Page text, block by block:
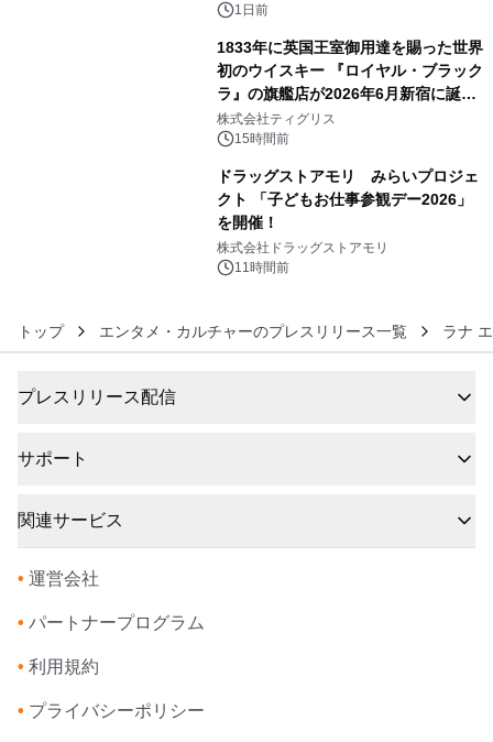
1日前
1833年に英国王室御用達を賜った世界
初のウイスキー 『ロイヤル・ブラック
ラ』の旗艦店が2026年6月新宿に誕
生 バカルディ ジャパンと連携した
没入型バー「BAR Arca」
株式会社ティグリス
15時間前
ドラッグストアモリ みらいプロジェ
クト 「子どもお仕事参観デー2026」
を開催！
株式会社ドラッグストアモリ
11時間前
トップ エンタメ・カルチャーのプレスリリース一覧 ラナ
プレスリリース配信
サポート
関連サービス
• 運営会社
• パートナープログラム
• 利用規約
• プライバシーポリシー